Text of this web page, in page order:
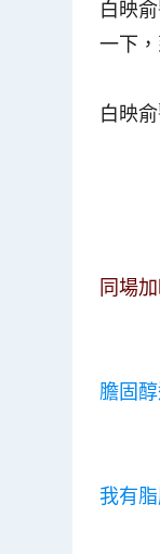
白映
一下
白映
同場加
膽固
我有